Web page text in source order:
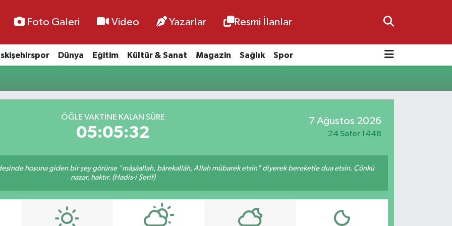
Foto Galeri Video Yazarlar Resmi İlanlar
Dünya Eğitim Kültür & Sanat Magazin Sağlık Spor
ÖĞLE VAKTİNE KALAN SÜRE
05:05:31
7 Ağustos 2026
24 Safer 1448
hoşuna giden bir şey görürse "mâşâallah, bârekallâh, Allah mübarek etsin" diyerek bereketle dua etsin. Çünkü
nazar, haktır. (Hadis-i Şerif)